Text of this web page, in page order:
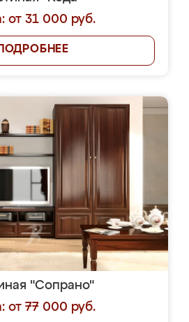
от 31 000 руб.
ПОДРОБНЕЕ
"Сопрано"
от 77 000 руб.